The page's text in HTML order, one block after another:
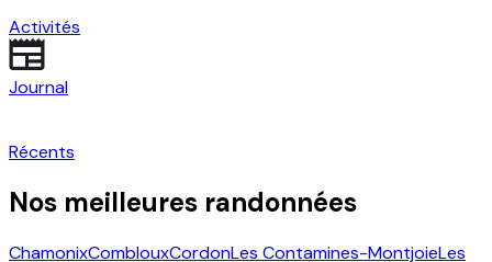
Activités
Journal
Récents
Nos meilleures randonnées
ChamonixComblouxCordonLes Contamines-MontjoieLes